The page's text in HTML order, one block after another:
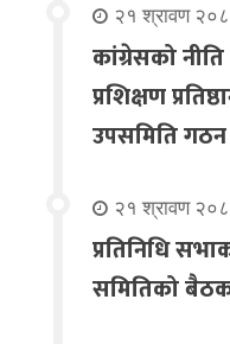
२१ श्रावण
कांग्रेसको
प्रशिक्षण
उपसमिति गठन
२१ श्रावण
प्रतिनिधि
समितिको